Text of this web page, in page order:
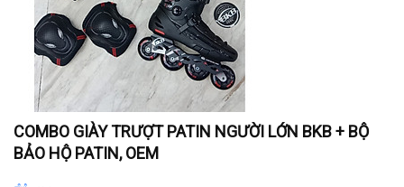
dành cho bé từ 3 tuổi đến 15 tuổi là trò chơi lành
mạnh giúp bé tăng..., OEM
tiki.vn
708.000₫
TỚI NƠI BÁN